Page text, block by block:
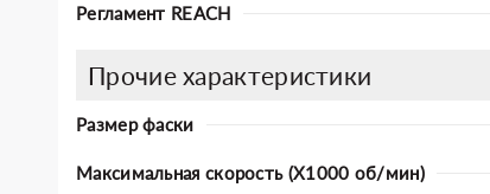
Регламент REACH
Прочие характеристики
Размер фаски
Максимальная скорость (X1000 об/мин)